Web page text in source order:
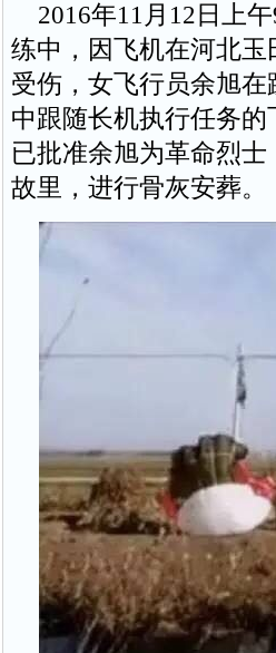
2016年11月12日上
练中，因飞机在河北
受伤，女飞行员余旭
中跟随长机执行任务
已批准余旭为革命烈
故里，进行骨灰安葬。